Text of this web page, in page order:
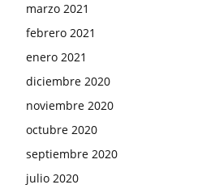
marzo 2021
febrero 2021
enero 2021
diciembre 2020
noviembre 2020
octubre 2020
septiembre 2020
julio 2020